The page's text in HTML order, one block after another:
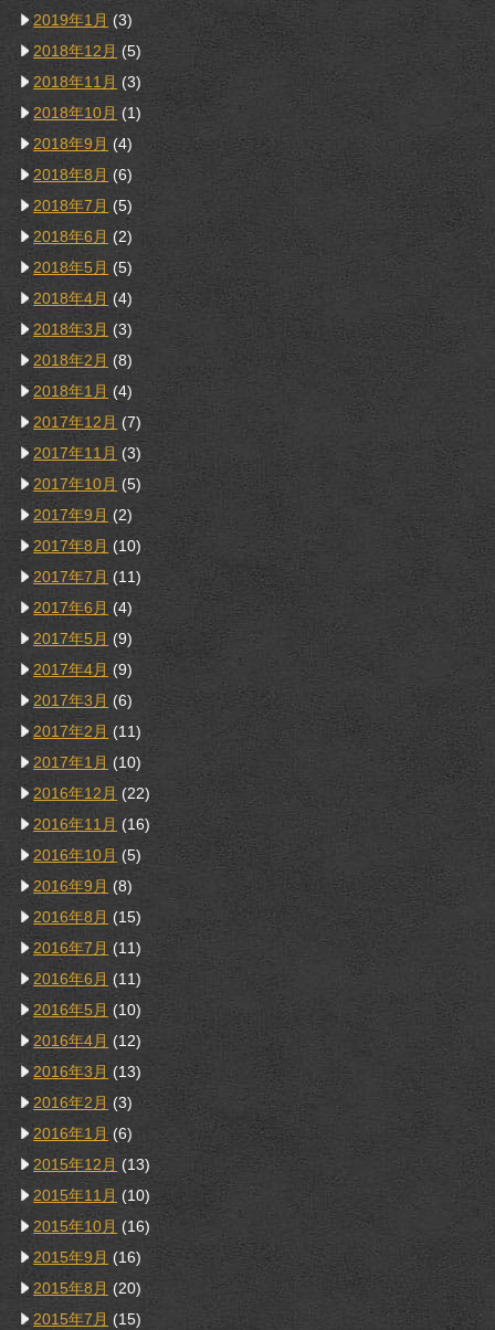
2019年1月 (3)
2018年12月 (5)
2018年11月 (3)
2018年10月 (1)
2018年9月 (4)
2018年8月 (6)
2018年7月 (5)
2018年6月 (2)
2018年5月 (5)
2018年4月 (4)
2018年3月 (3)
2018年2月 (8)
2018年1月 (4)
2017年12月 (7)
2017年11月 (3)
2017年10月 (5)
2017年9月 (2)
2017年8月 (10)
2017年7月 (11)
2017年6月 (4)
2017年5月 (9)
2017年4月 (9)
2017年3月 (6)
2017年2月 (11)
2017年1月 (10)
2016年12月 (22)
2016年11月 (16)
2016年10月 (5)
2016年9月 (8)
2016年8月 (15)
2016年7月 (11)
2016年6月 (11)
2016年5月 (10)
2016年4月 (12)
2016年3月 (13)
2016年2月 (3)
2016年1月 (6)
2015年12月 (13)
2015年11月 (10)
2015年10月 (16)
2015年9月 (16)
2015年8月 (20)
2015年7月 (15)